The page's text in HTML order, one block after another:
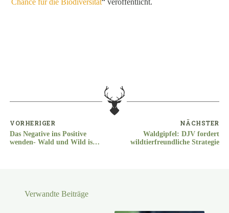
VORHERIGER
Das Negative ins Positive
wenden- Wald und Wild ist
NÄCHSTER
Waldgipfel: DJV fordert
wildtierfreundliche Strategie
Verwandte Beiträge